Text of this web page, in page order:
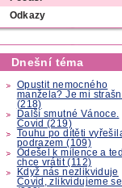
Odkazy
Dnešní téma
Opustit nemocného
manžela? Je mi
(218)
Další smutné Vánoce.
Covid (219)
Touhu po dítěti
podrazem (109)
Odešel k milence a
chce vrátit (112)
Když nás nezlikviduje
Covid, zlikvidujeme